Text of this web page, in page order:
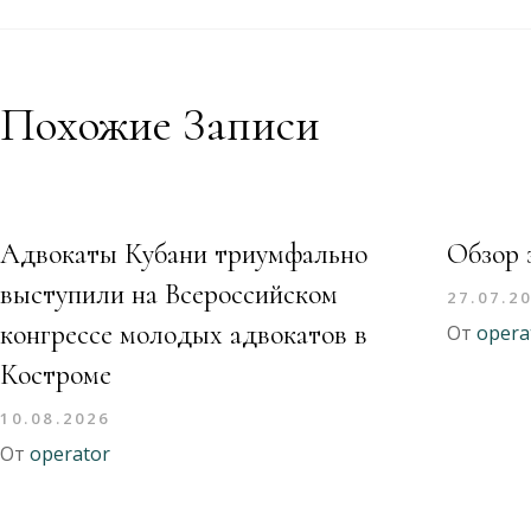
Похожие Записи
Адвокаты Кубани триумфально
выступили на Всероссийском
конгрессе молодых адвокатов в
Костроме
10.08.2026
От operator
Обзор
От